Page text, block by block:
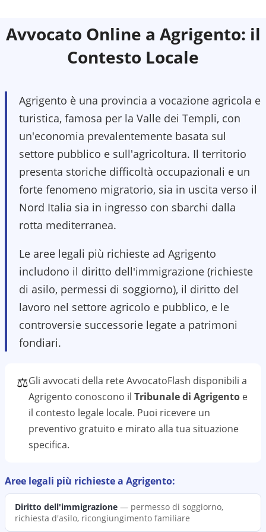
Avvocato Online a Agrigento: il
Contesto Locale
Agrigento è una provincia a vocazione agricola e
turistica, famosa per la Valle dei Templi, con
un'economia prevalentemente basata sul
settore pubblico e sull'agricoltura. Il territorio
presenta storiche difficoltà occupazionali e un
forte fenomeno migratorio, sia in uscita verso il
Nord Italia sia in ingresso con sbarchi dalla
rotta mediterranea.
Le aree legali più richieste ad Agrigento
includono il diritto dell'immigrazione (richieste
di asilo, permessi di soggiorno), il diritto del
lavoro nel settore agricolo e pubblico, e le
controversie successorie legate a patrimoni
fondiari.
⚖️Gli avvocati della rete AvvocatoFlash disponibili a
Agrigento conoscono il Tribunale di Agrigento e
il contesto legale locale. Puoi ricevere un
preventivo gratuito e mirato alla tua situazione
specifica.
Aree legali più richieste a Agrigento:
Diritto dell'immigrazione — permesso di soggiorno,
richiesta d'asilo, ricongiungimento familiare